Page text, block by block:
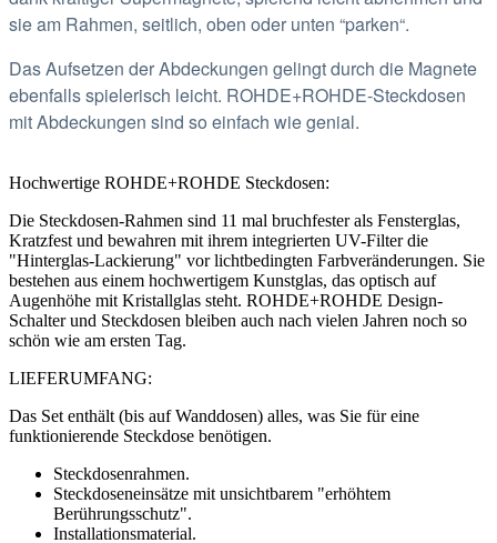
sie am Rahmen, seitlich, oben oder unten “parken“.
Das Aufsetzen der Abdeckungen gelingt durch die Magnete
ebenfalls spielerisch leicht. ROHDE+ROHDE-Steckdosen
mit Abdeckungen sind so einfach wie genial.
Hochwertige ROHDE+ROHDE Steckdosen:
Die Steckdosen-Rahmen sind 11 mal bruchfester als Fensterglas,
Kratzfest und bewahren mit ihrem integrierten UV-Filter die
"Hinterglas-Lackierung" vor lichtbedingten Farbveränderungen. Sie
bestehen aus einem hochwertigem Kunstglas, das optisch auf
Augenhöhe mit Kristallglas steht. ROHDE+ROHDE Design-
Schalter und Steckdosen bleiben auch nach vielen Jahren noch so
schön wie am ersten Tag.
LIEFERUMFANG:
Das Set enthält (bis auf Wanddosen) alles, was Sie für eine
funktionierende Steckdose benötigen.
Steckdosenrahmen.
Steckdoseneinsätze mit unsichtbarem "erhöhtem
Berührungsschutz".
Installationsmaterial.